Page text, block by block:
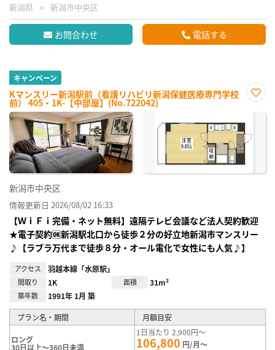
新潟県 新潟市中央区
お問合わせ 電話する
キャンペーン
Kマンスリー新潟駅前（看護リハビリ新潟保健医療専門学校
前） 405・1K-【中部屋】(No.722042)
に入
録
新潟市中央区
情報更新日 2026/08/02 16:33
【ＷｉＦｉ完備・ネット無料】遠隔テレビ会議など法人契約歓迎
★電子契約🆗新潟駅北口から徒歩２分の好立地新潟市マンスリー
♪【ラブラ万代まで徒歩８分・オール電化で女性にも人気♪】
アクセス 羽越本線「水原駅」
間取り 1K 面積 31m²
築年数 1991年 1月 築
プラン名・期間 月額目安
ロング
30日以上～360日未満
1日当たり 2,900円～
106,800 円/月～